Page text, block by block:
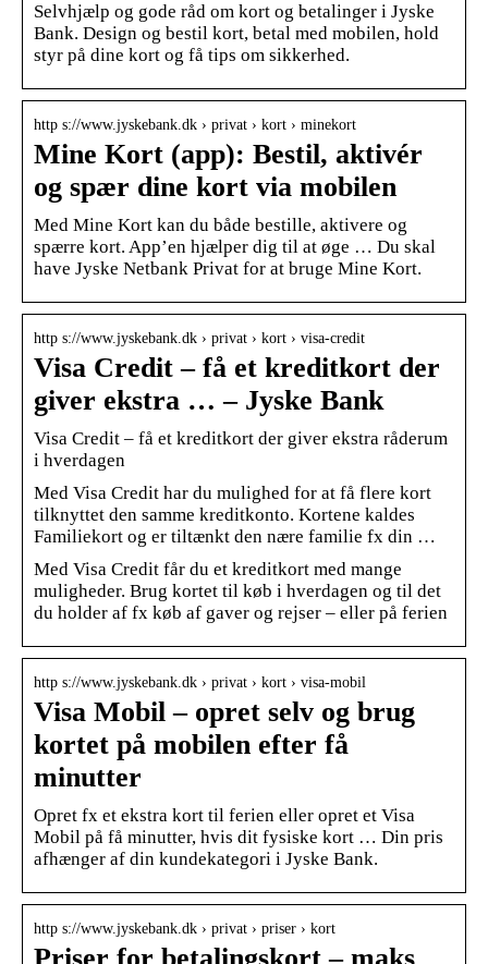
Selvhjælp og gode råd om kort og betalinger i Jyske
Bank. Design og bestil kort, betal med mobilen, hold
styr på dine kort og få tips om sikkerhed.
http s://www.jyskebank.dk › privat › kort › minekort
Mine Kort (app): Bestil, aktivér
og spær dine kort via mobilen
Med Mine Kort kan du både bestille, aktivere og
spærre kort. App’en hjælper dig til at øge … Du skal
have Jyske Netbank Privat for at bruge Mine Kort.
http s://www.jyskebank.dk › privat › kort › visa-credit
Visa Credit – få et kreditkort der
giver ekstra … – Jyske Bank
Visa Credit – få et kreditkort der giver ekstra råderum
i hverdagen
Med Visa Credit har du mulighed for at få flere kort
tilknyttet den samme kreditkonto. Kortene kaldes
Familiekort og er tiltænkt den nære familie fx din …
Med Visa Credit får du et kreditkort med mange
muligheder. Brug kortet til køb i hverdagen og til det
du holder af fx køb af gaver og rejser – eller på ferien
http s://www.jyskebank.dk › privat › kort › visa-mobil
Visa Mobil – opret selv og brug
kortet på mobilen efter få
minutter
Opret fx et ekstra kort til ferien eller opret et Visa
Mobil på få minutter, hvis dit fysiske kort … Din pris
afhænger af din kundekategori i Jyske Bank.
http s://www.jyskebank.dk › privat › priser › kort